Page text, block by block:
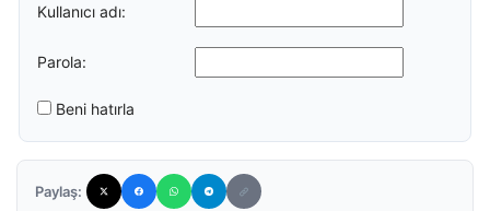
Kullanıcı adı:
Parola:
Beni hatırla
Paylaş: